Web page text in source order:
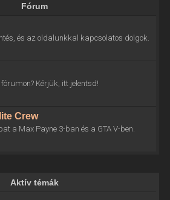
Fórum
és az oldalunkkal kapcsolatos dolgok.
Kérjük, itt jelentsd!
Crew
a Max Payne 3-ban és a GTA V-ben.
Aktív témák